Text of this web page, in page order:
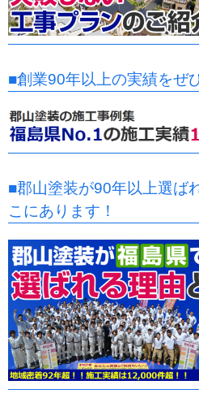
■創業90年以上の実績をぜ
■郡山塗装が90年以上選ば
こにあります！